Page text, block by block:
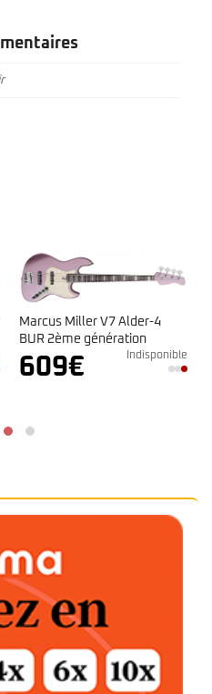
Marcus Miller V7 Alder-4
BUR 2ème génération
609€ Indisponible